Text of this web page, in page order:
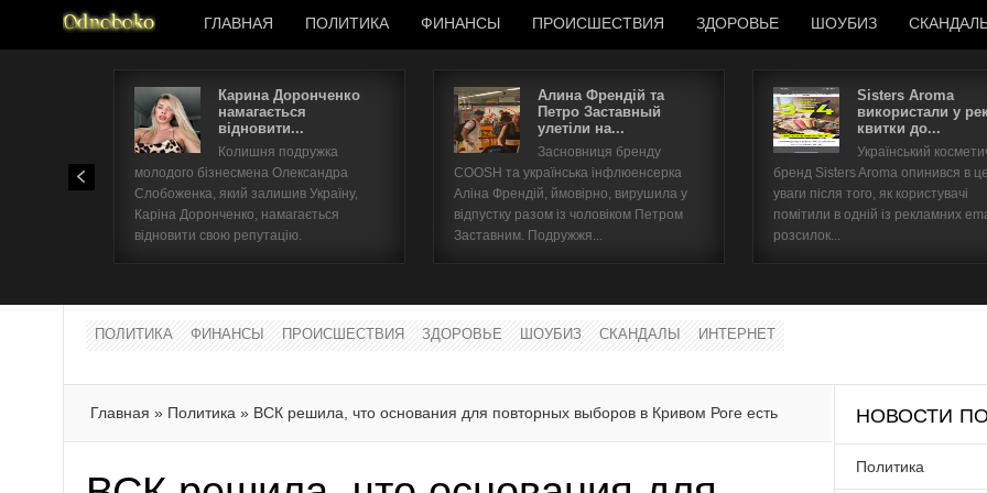
ГЛАВНАЯ ПОЛИТИКА ФИНАНСЫ ПРОИСШЕСТВИЯ ЗДОРОВЬЕ ШОУБИЗ
Карина Доронченко
намагається
відновити...
Колишня подружка
молодого бізнесмена Олександра
Слобоженка, який залишив Україну,
Каріна Доронченко, намагається
відновити свою репутацію.
Алина Френдій та
Петро Заставный
улетіли на...
Засновниця бренду
COOSH та українська інфлюенсерка
Аліна Френдій, ймовірно, вирушила у
відпустку разом із чоловіком Петром
Заставним. Подружжя...
Sisters Aroma
використали у
квитки до...
Український
бренд Sisters Aroma опинився в
уваги після того, як користувачі
помітили в одній із рекламних
розсилок...
ПОЛИТИКА ФИНАНСЫ ПРОИСШЕСТВИЯ ЗДОРОВЬЕ ШОУБИЗ СКАНДАЛЫ ИНТЕРНЕТ
Главная » Политика » ВСК решила, что основания для повторных выборов в Кривом Роге есть НОВОСТИ
Политика
Имя пользователя
Забыли имя пользователя?